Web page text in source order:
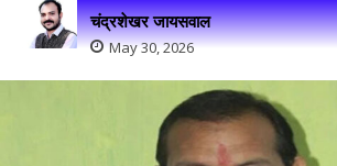
चंद्रशेखर जायसवाल
May 30, 2026